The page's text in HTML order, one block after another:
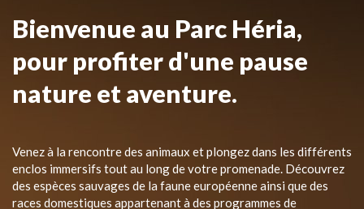
Bienvenue au Parc Héria,
pour profiter d'une pause
nature et aventure.
Venez à la rencontre des animaux et plongez dans les différents
enclos immersifs tout au long de votre promenade. Découvrez
des espèces sauvages de la faune européenne ainsi que des
races domestiques appartenant à des programmes de